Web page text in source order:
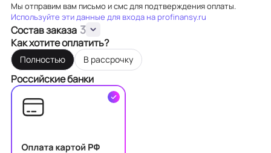
Мы отправим вам письмо и смс для подтверждения оплаты.
Используйте эти данные для входа на profinansy.ru
Состав заказа 3
Как хотите оплатить?
Полностью В рассрочку
Российские банки